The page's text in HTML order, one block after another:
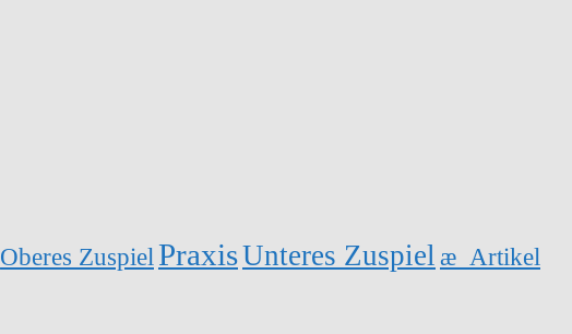
Oberes ZuspielPraxisUnteres Zuspiel æ_Artikel